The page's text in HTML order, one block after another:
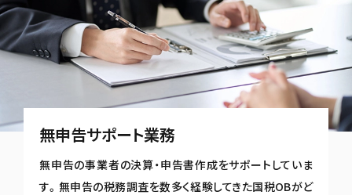
無申告サポート業務
無申告の事業者の決算・申告書作成をサポートしていま
す。無申告の税務調査を数多く経験してきた国税OBがど